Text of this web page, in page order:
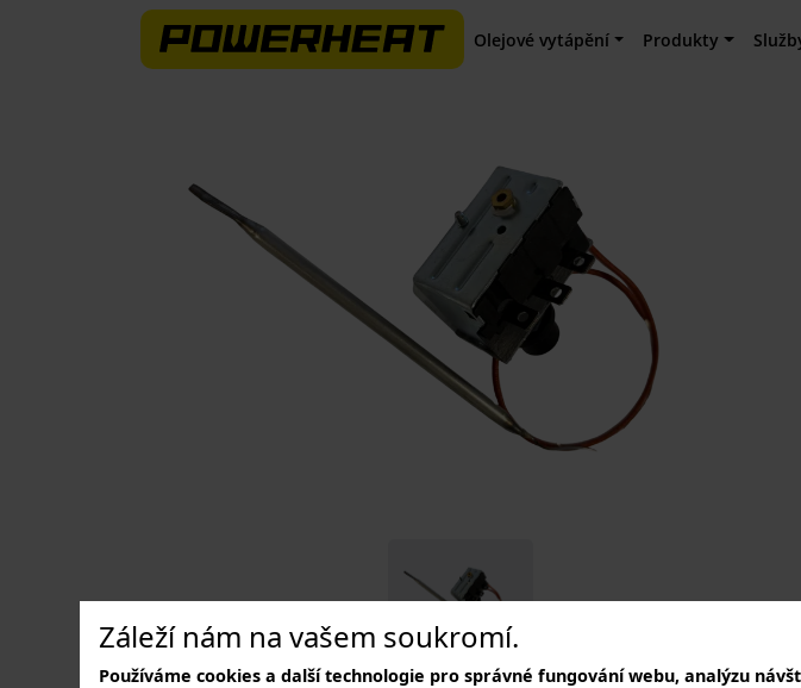
Záleží nám na vašem soukromí.
Používáme cookies a další technologie pro správné fungování webu, analýzu
Olejové vytápění Produkty